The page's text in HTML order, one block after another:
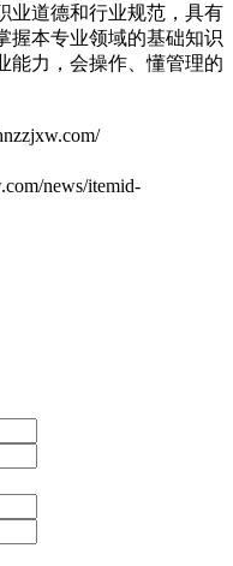
业道德和行业规范，具有
握本专业领域的基础知识
能力，会操作、懂管理的
news/itemid-